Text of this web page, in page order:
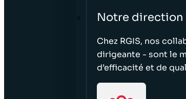
Notre direction
Chez RGIS, nos
dirigeante - sont le
d’efficacité et de